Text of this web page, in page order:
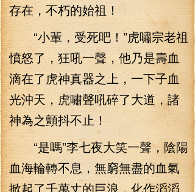
存在，不朽的始祖！
“小輩，受死吧！”虎嘯宗老祖
憤怒了，狂吼一聲，他乃是壽血
滴在了虎神真器之上，一下子血
光沖天，虎嘯聲吼碎了大道，諸
神為之顫抖不止！
“是嗎”李七夜大笑一聲，陰陽
血海輪轉不息，無窮無盡的血氣
掀起了千萬丈的巨浪，化作滔滔